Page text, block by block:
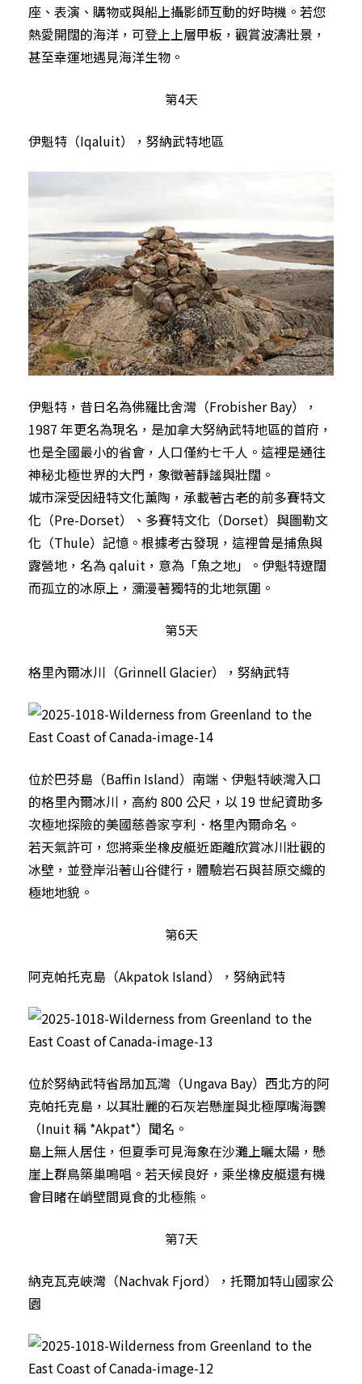
座、表演、購物或與船上攝影師互動的好時機。若您
熱愛開闊的海洋，可登上上層甲板，觀賞波濤壯景，
甚至幸運地遇見海洋生物。
第4天
伊魁特（Iqaluit），努納武特地區
伊魁特，昔日名為佛羅比舍灣（Frobisher Bay），
1987 年更名為現名，是加拿大努納武特地區的首府，
也是全國最小的省會，人口僅約七千人。這裡是通往
神秘北極世界的大門，象徵著靜謐與壯闊。
城市深受因紐特文化薰陶，承載著古老的前多賽特文
化（Pre-Dorset）、多賽特文化（Dorset）與圖勒文
化（Thule）記憶。根據考古發現，這裡曾是捕魚與
露營地，名為 qaluit，意為「魚之地」。伊魁特遼闊
而孤立的冰原上，瀰漫著獨特的北地氛圍。
第5天
格里內爾冰川（Grinnell Glacier），努納武特
位於巴芬島（Baffin Island）南端、伊魁特峽灣入口
的格里內爾冰川，高約 800 公尺，以 19 世紀資助多
次極地探險的美國慈善家亨利．格里內爾命名。
若天氣許可，您將乘坐橡皮艇近距離欣賞冰川壯觀的
冰壁，並登岸沿著山谷健行，體驗岩石與苔原交織的
極地地貌。
第6天
阿克帕托克島（Akpatok Island），努納武特
位於努納武特省昂加瓦灣（Ungava Bay）西北方的阿
克帕托克島，以其壯麗的石灰岩懸崖與北極厚嘴海鸚
（Inuit 稱 *Akpat*）聞名。
島上無人居住，但夏季可見海象在沙灘上曬太陽，懸
崖上群鳥築巢鳴唱。若天候良好，乘坐橡皮艇還有機
會目睹在峭壁間覓食的北極熊。
第7天
納克瓦克峽灣（Nachvak Fjord），托爾加特山國家公
園